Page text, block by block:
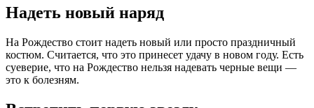
Надеть новый наряд
На Рождество стоит надеть новый или просто праздничный
костюм. Считается, что это принесет удачу в новом году. Есть
суеверие, что на Рождество нельзя надевать черные вещи —
это к болезням.